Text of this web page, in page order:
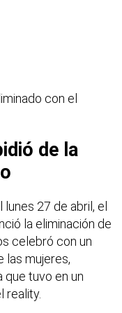
con el
de la
27 de abril, el
la eliminación de
celebró con un
las mujeres,
que tuvo en un
reality.